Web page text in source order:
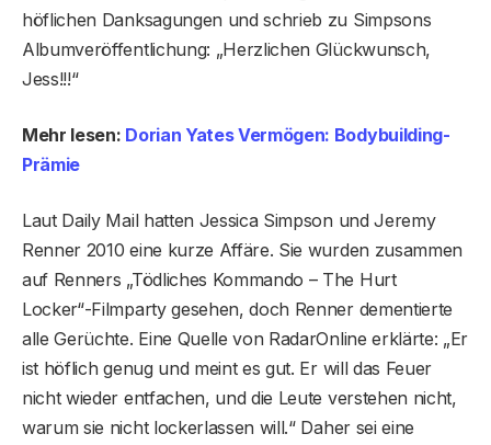
höflichen Danksagungen und schrieb zu Simpsons
Albumveröffentlichung: „Herzlichen Glückwunsch,
Jess!!!“
Mehr lesen: Dorian Yates Vermögen: Bodybuilding-
Prämie
Laut Daily Mail hatten Jessica Simpson und Jeremy
Renner 2010 eine kurze Affäre. Sie wurden zusammen
auf Renners „Tödliches Kommando – The Hurt
Locker“-Filmparty gesehen, doch Renner dementierte
alle Gerüchte. Eine Quelle von RadarOnline erklärte: „Er
ist höflich genug und meint es gut. Er will das Feuer
nicht wieder entfachen, und die Leute verstehen nicht,
warum sie nicht lockerlassen will.“ Daher sei eine